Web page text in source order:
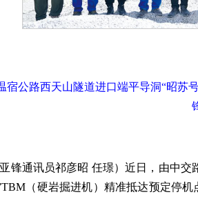
宿公路西天山隧道进口端平导洞“昭
锋通讯员祁彦昭 任璟）近日，由中交
（硬岩掘进机）精准抵达预定停